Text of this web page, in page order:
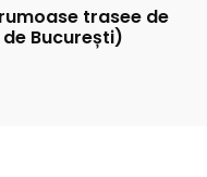
trasee de
București)